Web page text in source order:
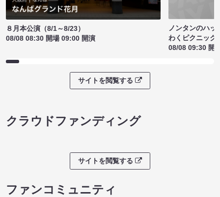
８月本公演（8/1～8/23）
08/08 08:30 開場 09:00 開演
ノンタンのハッ
わくピクニック
08/08 09:30 開
サイトを閲覧する
クラウドファンディング
サイトを閲覧する
ファンコミュニティ